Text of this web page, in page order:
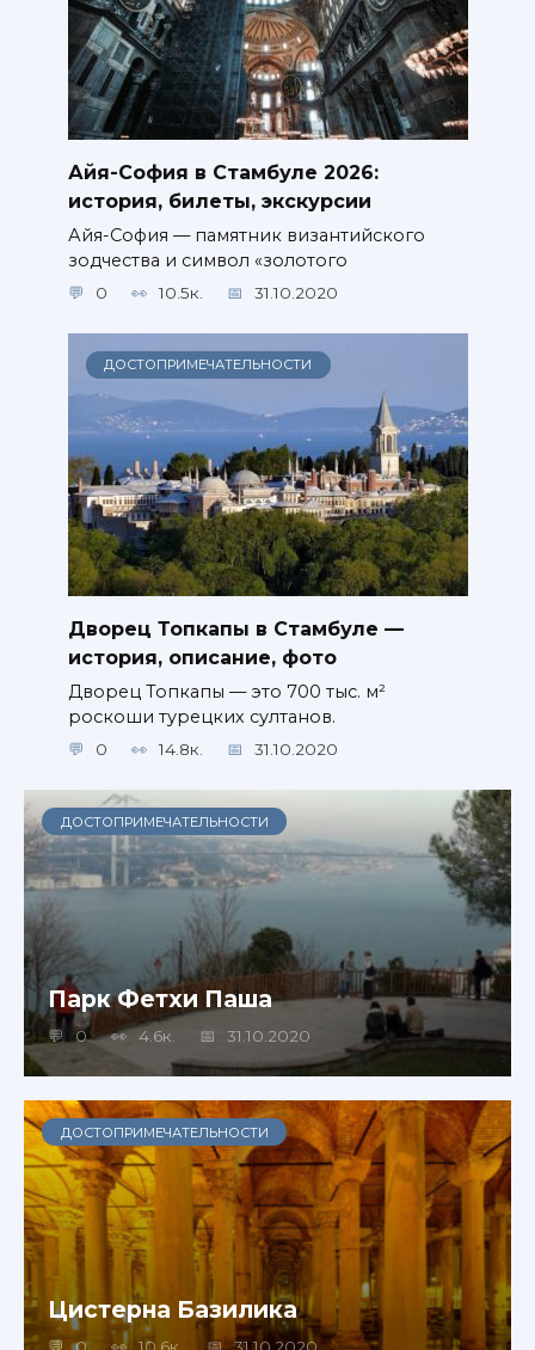
Айя-София в Стамбуле 2026:
история, билеты, экскурсии
Айя-София — памятник византийского
зодчества и символ «золотого
0 10.5к. 31.10.2020
ДОСТОПРИМЕЧАТЕЛЬНОСТИ
Дворец Топкапы в Стамбуле —
история, описание, фото
Дворец Топкапы — это 700 тыс. м²
роскоши турецких султанов.
0 14.8к. 31.10.2020
ДОСТОПРИМЕЧАТЕЛЬНОСТИ
Парк Фетхи Паша
0 4.6к. 31.10.2020
ДОСТОПРИМЕЧАТЕЛЬНОСТИ
Цистерна Базилика